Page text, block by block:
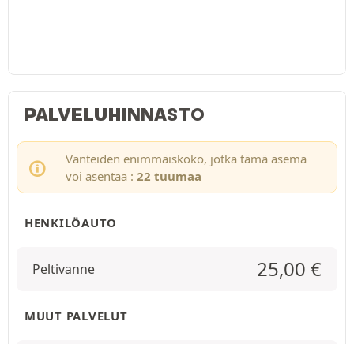
PALVELUHINNASTO
Vanteiden enimmäiskoko, jotka tämä asema
voi asentaa : 22 tuumaa
HENKILÖAUTO
Peltivanne 25,00 €
MUUT PALVELUT